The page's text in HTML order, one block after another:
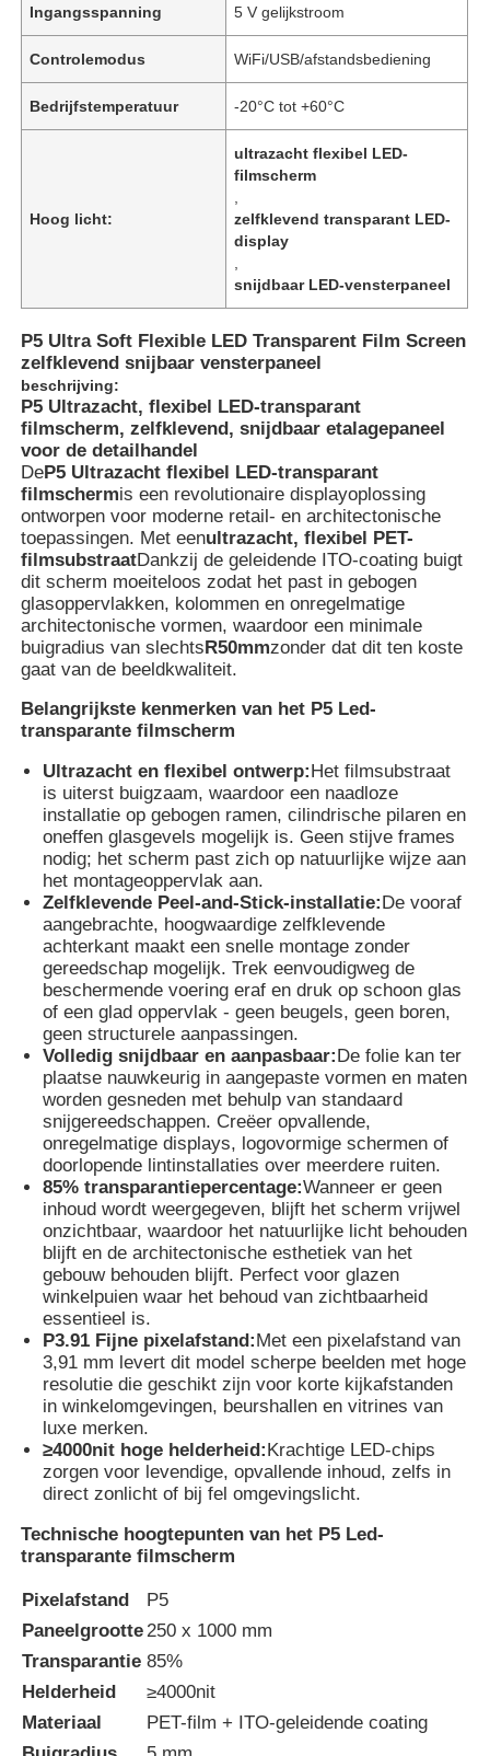
Huis
Producten
Over Ons
Fabrieksreis
Kwaliteitscontrole
Neem contact met ons op
Nieuws
Alle Gevallen
Offerte Aanvragen
LED -maasscherm
LED -gaasdisplay
LED transparant filmscherm
Doorzichtig LED-display
Drone vliegende LED-scherm
Holografisch led-scherm
LED -roosterscherm
Ingangsspanning 5 V gelijkstroom
Controlemodus WiFi/USB/afstandsbediening
Bedrijfstemperatuur -20°C tot +60°C
Hoog licht:
ultrazacht flexibel LED-
filmscherm
zelfklevend transparant LED-
display
snijdbaar LED-vensterpaneel
P5 Ultra Soft Flexible LED Transparent Film Screen
zelfklevend snijbaar vensterpaneel
beschrijving:
P5 Ultrazacht, flexibel LED-transparant
filmscherm, zelfklevend, snijdbaar etalagepaneel
voor de detailhandel
DeP5 Ultrazacht flexibel LED-transparant
filmschermis een revolutionaire displayoplossing
ontworpen voor moderne retail- en architectonische
toepassingen. Met eenultrazacht, flexibel PET-
filmsubstraatDankzij de geleidende ITO-coating buigt
dit scherm moeiteloos zodat het past in gebogen
glasoppervlakken, kolommen en onregelmatige
architectonische vormen, waardoor een minimale
buigradius van slechtsR50mmzonder dat dit ten koste
gaat van de beeldkwaliteit.
Belangrijkste kenmerken van het P5 Led-
transparante filmscherm
Ultrazacht en flexibel ontwerp:Het filmsubstraat
is uiterst buigzaam, waardoor een naadloze
installatie op gebogen ramen, cilindrische pilaren en
oneffen glasgevels mogelijk is. Geen stijve frames
nodig; het scherm past zich op natuurlijke wijze aan
het montageoppervlak aan.
Zelfklevende Peel-and-Stick-installatie:De vooraf
aangebrachte, hoogwaardige zelfklevende
achterkant maakt een snelle montage zonder
gereedschap mogelijk. Trek eenvoudigweg de
beschermende voering eraf en druk op schoon glas
of een glad oppervlak - geen beugels, geen boren,
geen structurele aanpassingen.
Volledig snijdbaar en aanpasbaar:De folie kan ter
plaatse nauwkeurig in aangepaste vormen en maten
worden gesneden met behulp van standaard
snijgereedschappen. Creëer opvallende,
onregelmatige displays, logovormige schermen of
doorlopende lintinstallaties over meerdere ruiten.
85% transparantiepercentage:Wanneer er geen
inhoud wordt weergegeven, blijft het scherm vrijwel
onzichtbaar, waardoor het natuurlijke licht behouden
blijft en de architectonische esthetiek van het
gebouw behouden blijft. Perfect voor glazen
winkelpuien waar het behoud van zichtbaarheid
essentieel is.
P3.91 Fijne pixelafstand:Met een pixelafstand van
3,91 mm levert dit model scherpe beelden met hoge
resolutie die geschikt zijn voor korte kijkafstanden
in winkelomgevingen, beurshallen en vitrines van
luxe merken.
≥4000nit hoge helderheid:Krachtige LED-chips
zorgen voor levendige, opvallende inhoud, zelfs in
direct zonlicht of bij fel omgevingslicht.
Technische hoogtepunten van het P5 Led-
transparante filmscherm
Pixelafstand
P5
Paneelgrootte250 x 1000 mm
Transparantie 85%
Helderheid
≥4000nit
Materiaal
PET-film + ITO-geleidende coating